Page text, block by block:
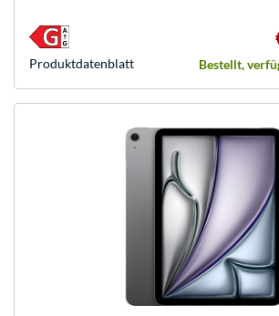
Bestellt,
Produkt­datenblatt